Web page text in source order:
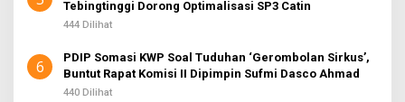
Tebingtinggi Dorong Optimalisasi SP3 Catin
444 Dilihat
6
PDIP Somasi KWP Soal Tuduhan ‘Gerombolan Sirkus’,
Buntut Rapat Komisi II Dipimpin Sufmi Dasco Ahmad
440 Dilihat